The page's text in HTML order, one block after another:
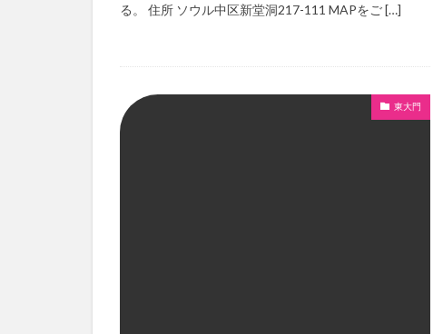
る。 住所 ソウル中区新堂洞217-111 MAPをご […]
東大門